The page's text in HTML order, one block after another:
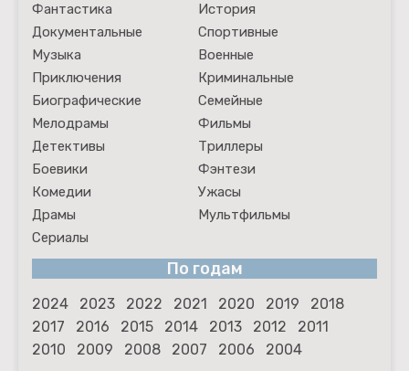
Фантастика
История
Документальные
Спортивные
Музыка
Военные
Приключения
Криминальные
Биографические
Семейные
Мелодрамы
Фильмы
Детективы
Триллеры
Боевики
Фэнтези
Комедии
Ужасы
Драмы
Мультфильмы
Сериалы
По годам
2024 2023 2022 2021 2020 2019
2018
2017
2016 2015 2014 2013 2012
2011
2010
2009 2008 2007 2006 2004